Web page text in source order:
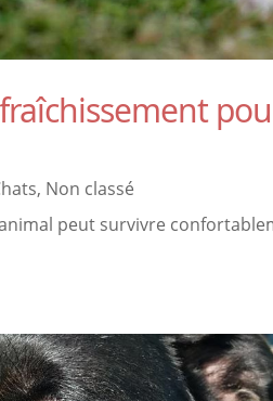
, Non classé
peut survivre